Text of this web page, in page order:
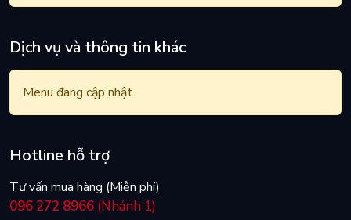
Dịch vụ và thông tin khác
Menu đang cập nhật.
Hotline hỗ trợ
Tư vấn mua hàng (Miễn phí)
096 272 8966 (Nhánh 1)